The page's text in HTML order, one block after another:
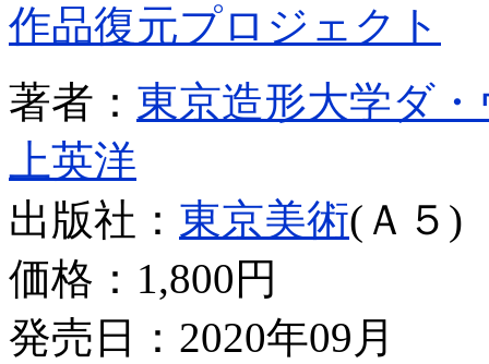
作品復元プロジェクト
著者： 東京造形大学ダ
上英洋
出版社： 東京美術(Ａ５)
価格： 1,800円
発売日：2020年09月